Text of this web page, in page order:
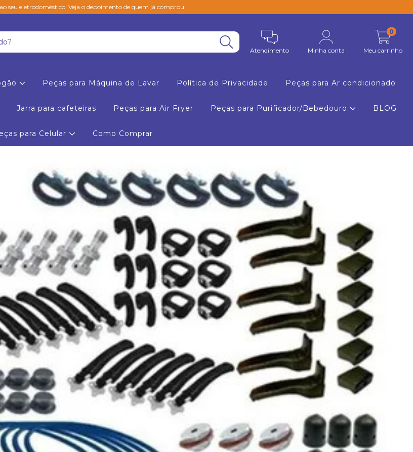
seu eletrodoméstico! Veja o depoimento de quem já comprou!
Atendimento Minha conta Meu carrinho
0
Peças para Máquina de Lavar Política de Privacidade Peças para Ar condicionado
Jarra para cafeteiras Peças para Air Fryer Peças para Purificador/Bebedouro BLOG
para Celular Como Comprar